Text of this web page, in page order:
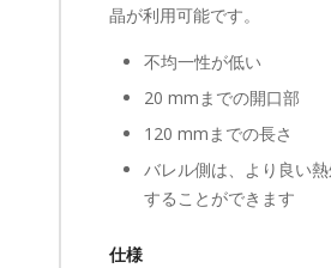
晶が利用可能です。
不均一性が低い
20 mmまでの開口部
120 mmまでの長さ
バレル側は、より良い
することができます
仕様